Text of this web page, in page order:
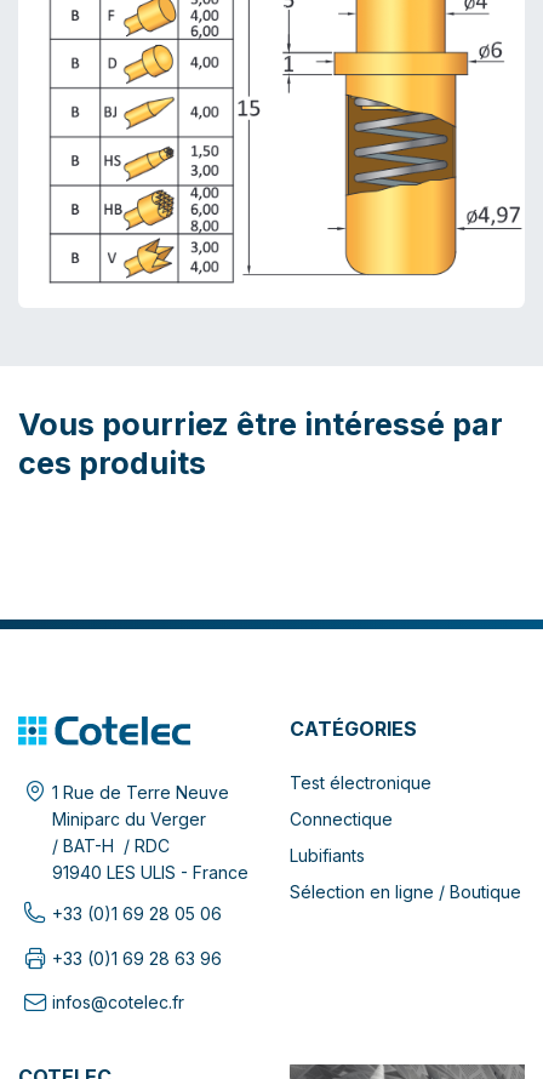
Vous pourriez être intéressé par
ces produits
1 Rue de Terre Neuve
Miniparc du Verger
/ BAT-H / RDC
91940 LES ULIS - France
+33 (0)1 69 28 05 06
+33 (0)1 69 28 63 96
infos@cotelec.fr
CATÉGORIES
Test électronique
Connectique
Lubifiants
Sélection en ligne / Boutique